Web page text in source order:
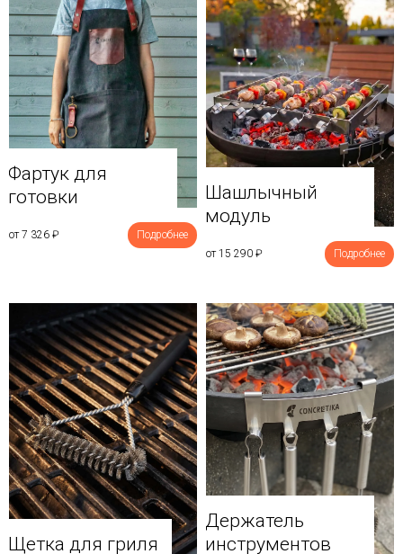
Фартук для
готовки
от 7 326 ₽ Подробнее
Шашлычный
модуль
от 15 290 ₽ Подробнее
Щетка для гриля
Держатель
инструментов